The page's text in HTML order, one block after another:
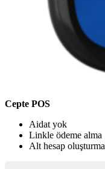
Cepte POS
Aidat yok
Linkle ödeme alma
Alt hesap oluşturma